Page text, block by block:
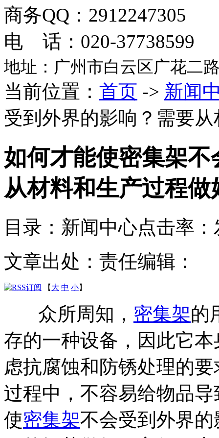
商务QQ：2912247305
电 话：020-37738599
地址：广州市白云区广花二
当前位置： 首页 -> 新闻
受到外界的影响？需要
如何才能使密集架
从材料和生产过程做
目录：新闻中心点击率：
文章出处： 责任编辑：
【 大 中 小】
众所周知， 密集架的
存的一种设备，因此它
虑抗腐蚀和防锈处理的
过程中，不容易给物品
使密集架不会受到外界